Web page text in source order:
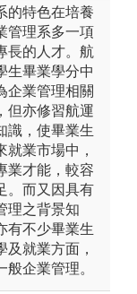
的特色在培養
管理系多一項
長的人才。航
生畢業學分中
企業管理相關
但亦修習航運
識，使畢業生
就業市場中，
業才能，較容
。而又因具有
理之背景知
有不少畢業生
及就業方面，
般企業管理。